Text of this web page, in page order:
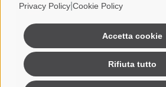
Privacy Policy Cookie Policy
Accetta cookie
Rifiuta tutto